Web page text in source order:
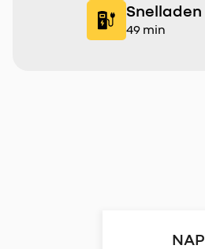
Snelladen
49 min
NAP